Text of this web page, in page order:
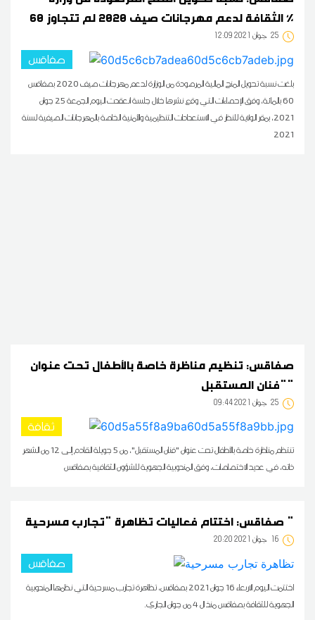
الثقافة لدعم مهرجانات صيف 2020 لم تتجاوز 60 %
25 12:09 2021 جوان
صفاقس
بلغت نسبة تحويل المنح المالية المرصودة من الوزارة لدعم مهرجانات صيف 2020 بصفاقس
60 بالمائة، وفق الإحصاءات التي وقع نشرها خلال جلسة انعقدت اليوم الجمعة 25 جوان
2021، بمقر الولاية للنظر في الاستعدادات التنظيمية والأمنية الخاصة بالمهرجانات الصيفية لسنة
2021
صفاقس: تنظيم مناظرة خاصة بالأطفال تحت عنوان
"فنان المستقبل"
25 09:44 2021 جوان
ثقافة
تنتظم مناظرة خاصة بالأطفال تحت عنوان "فنان المستقبل"، من 5 جويلة القادم إلى 12 من الشهر
ذاته، في عديد الاختصاصات، وفق المندوبية الجهوية للشؤون الثقافية بصفاقس
صفاقس: اختتام فعاليات تظاهرة "تجارب مسرحية "
16 20:20 2021 جوان
صفاقس
اختتمت اليوم الاربعاء 16 جوان 2021 بصفاقس، تظاهرة تجارب مسرحية التي نظمها المندوبية
الجهوية للثقافة بصفاقس منذ ال 4 من جوان الجاري.